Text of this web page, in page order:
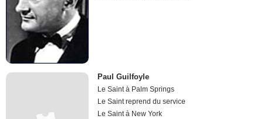
Paul Guilfoyle
Le Saint à Palm Springs
Le Saint reprend du service
Le Saint à New York